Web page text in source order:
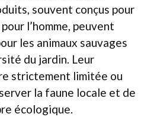
souvent conçus pour
l’homme, peuvent
les animaux sauvages
du jardin. Leur
strictement limitée ou
la faune locale et de
écologique.